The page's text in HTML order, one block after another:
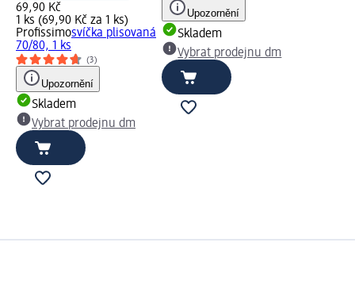
69,90 Kč
1 ks (69,90 Kč za 1 ks)
Profissimosvíčka plisovaná
70/80, 1 ks
(3)
Upozornění
Skladem
Vybrat prodejnu dm
Upozornění
Skladem
Vybrat prodejnu dm